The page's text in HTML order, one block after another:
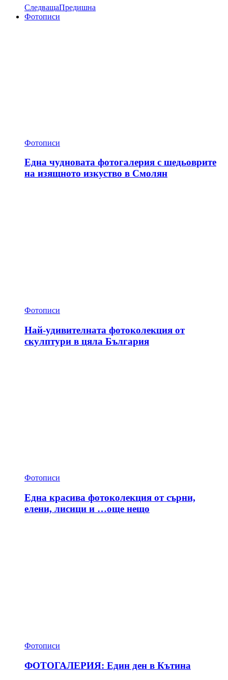
СледващаПредишна
Фотописи
Фотописи
Една чудновата фотогалерия с шедьоврите
на изящното изкуство в Смолян
Фотописи
Най-удивителната фотоколекция от
скулптури в цяла България
Фотописи
Една красива фотоколекция от сърни,
елени, лисици и …още нещо
Фотописи
ФОТОГАЛЕРИЯ: Един ден в Кътина